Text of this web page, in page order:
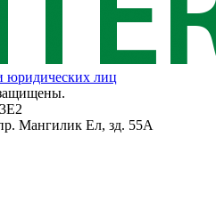
юридических лиц
Мангилик Ел, зд. 55А